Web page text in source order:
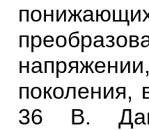
поколения,
36 В.